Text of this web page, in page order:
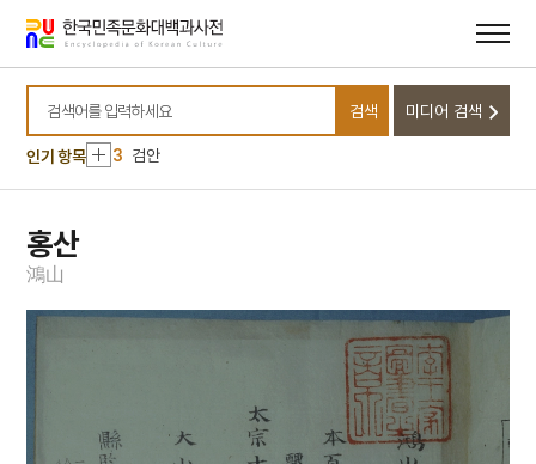
바로가기
바로가기
검색어를 입력하세요
검색 미디어 검색
인기 항목
10 백련전
1 금성대군
2 나화랑
3 검안
4 세조
1
금성대군
홍산
鴻山